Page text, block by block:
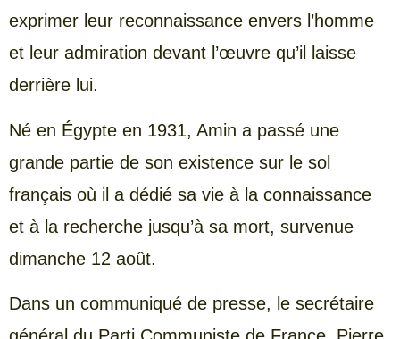
exprimer leur reconnaissance envers l’homme
et leur admiration devant l’œuvre qu’il laisse
derrière lui.
Né en Égypte en 1931, Amin a passé une
grande partie de son existence sur le sol
français où il a dédié sa vie à la connaissance
et à la recherche jusqu’à sa mort, survenue
dimanche 12 août.
Dans un communiqué de presse, le secrétaire